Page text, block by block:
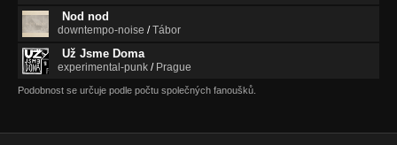
Nod nod
downtempo-noise /Tábor
Už Jsme Doma
experimental-punk / Prague
Podobnost se určuje podle počtu společných fanoušků.